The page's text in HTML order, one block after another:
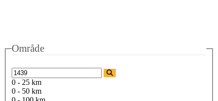
Område
0 - 25 km
0 - 50 km